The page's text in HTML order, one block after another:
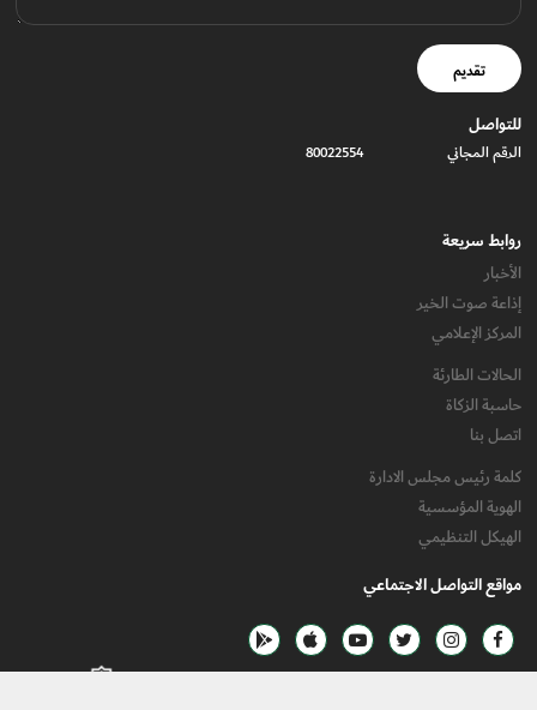
تقديم
للتواصل
الرقم المجاني 80022554
روابط سريعة
الأخبار
إذاعة صوت الخير
المركز الإعلامي
الحالات الطارئة
حاسبة الزكاة
اتصل بنا
كلمة رئيس مجلس الادارة
الهوية المؤسسية
الهيكل التنظيمي
مواقع التواصل الاجتماعي